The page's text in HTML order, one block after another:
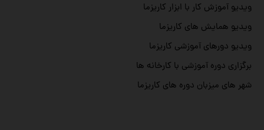
ویدیو آموزش کار با ابزار کاریزما
ویدیو همایش های کاریزما
ویدیو دورهای آموزشی کاریزما
برگزاری دوره آموزشی با کارخانه ها
شهر های میزبان دوره های کاریزما